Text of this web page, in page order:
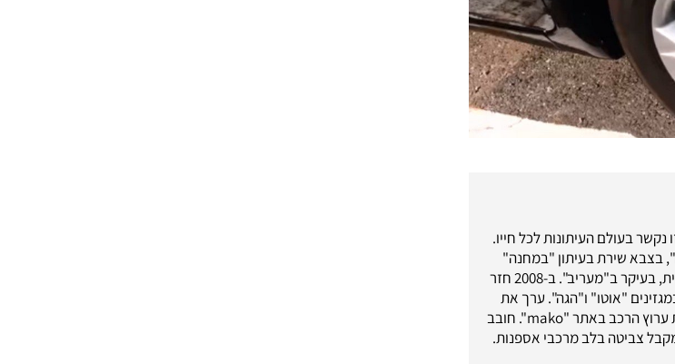
בעולם העיתונות לכל חייו.
בצבא שירת בעיתון "במחנה"
ומשם המשיך לשנים רבות בעיתונות הארצית, בעיקר ב"מעריב". ב-2008 חזר
"אוטו" ו"הגה". ערך את
אתר האינטרנט "מוטוקאר" והקים וערך את ערוץ הרכב באתר "mako". חובב
צביטה בלב מרכבי אספנות.